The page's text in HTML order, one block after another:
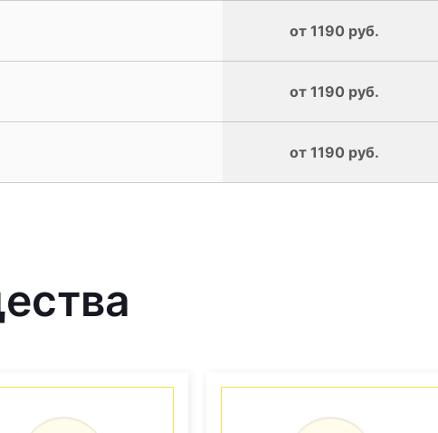
от 1190 руб.
от 1190 руб.
от 1190 руб.